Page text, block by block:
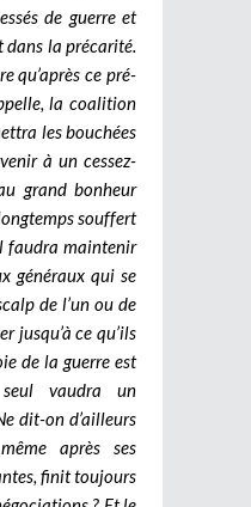
de guerre et
la précarité.
qu’après ce pré-
la coalition
les bouchées
à un cessez-
grand bonheur
souffert
faudra maintenir
généraux qui se
de l’un ou de
jusqu’à ce qu’ils
de la guerre est
vaudra un
dit-on d’ailleurs
après ses
finit toujours